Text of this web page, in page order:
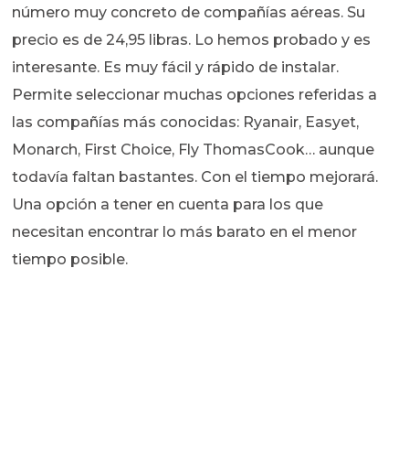
número muy concreto de compañías aéreas. Su
precio es de 24,95 libras. Lo hemos probado y es
interesante. Es muy fácil y rápido de instalar.
Permite seleccionar muchas opciones referidas a
las compañías más conocidas: Ryanair, Easyet,
Monarch, First Choice, Fly ThomasCook… aunque
todavía faltan bastantes. Con el tiempo mejorará.
Una opción a tener en cuenta para los que
necesitan encontrar lo más barato en el menor
tiempo posible.